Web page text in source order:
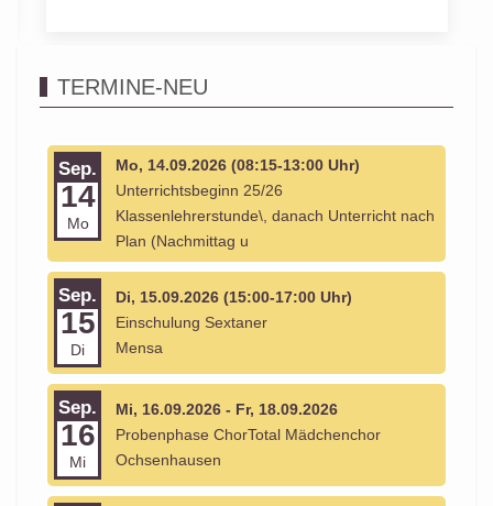
TERMINE-NEU
Sep.
14
Mo
Mo, 14.09.2026 (08:15-13:00 Uhr)
Unterrichtsbeginn 25/26
Klassenlehrerstunde\, danach Unterricht nach
Plan (Nachmittag u
Sep.
15
Di
Di, 15.09.2026 (15:00-17:00 Uhr)
Einschulung Sextaner
Mensa
Sep.
16
Mi
Mi, 16.09.2026 - Fr, 18.09.2026
Probenphase ChorTotal Mädchenchor
Ochsenhausen